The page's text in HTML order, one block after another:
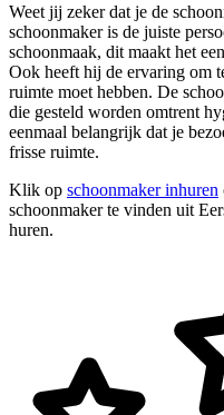
Weet jij zeker dat je de
schoonmaker is de juiste
schoonmaak, dit maakt het
Ook heeft hij de ervaring om
ruimte moet hebben. De
die gesteld worden omtrent
eenmaal belangrijk dat je
frisse ruimte.
Klik op schoonmaker inhuren
schoonmaker te vinden uit
huren.